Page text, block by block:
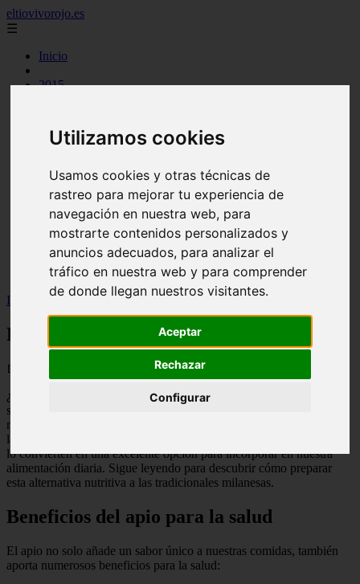
Utilizamos cookies
Usamos cookies y otras técnicas de
rastreo para mejorar tu experiencia de
navegación en nuestra web, para
mostrarte contenidos personalizados y
anuncios adecuados, para analizar el
tráfico en nuestra web y para comprender
de donde llegan nuestros visitantes.
Aceptar
Rechazar
Configurar
eltiovivorojo.es
☰
Inicio
2015
carnes
comidas
huevos
otros
postres
producto
venezuela
verduras
Inicio
recetas >Receta de milanesa de apio
Receta de milanesa de apio
📅 09/05/2025
¿Te encantan las milanesas pero quieres probar opciones más
saludables? En este artículo te presentamos una deliciosa receta de
milanesa de apio que te sorprenderá con su sabor y beneficios para
la salud. El apio es un vegetal lleno de nutrientes y propiedades que
lo convierten en una excelente opción para incorporar en nuestra
alimentación diaria. Sigue leyendo para descubrir cómo preparar
esta alternativa nutritiva a las tradicionales milanesas.
Beneficios del apio para la salud
El apio no solo añade un sabor único a nuestras comidas, también
aporta numerosos beneficios para la salud: